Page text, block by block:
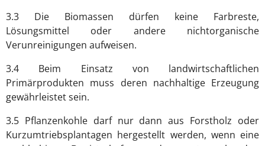
3.3 Die Biomassen dürfen keine Farbreste,
Lösungsmittel oder andere nichtorganische
Verunreinigungen aufweisen.
3.4 Beim Einsatz von landwirtschaftlichen
Primärprodukten muss deren nachhaltige Erzeugung
gewährleistet sein.
3.5 Pflanzenkohle darf nur dann aus Forstholz oder
Kurzumtriebsplantagen hergestellt werden, wenn eine